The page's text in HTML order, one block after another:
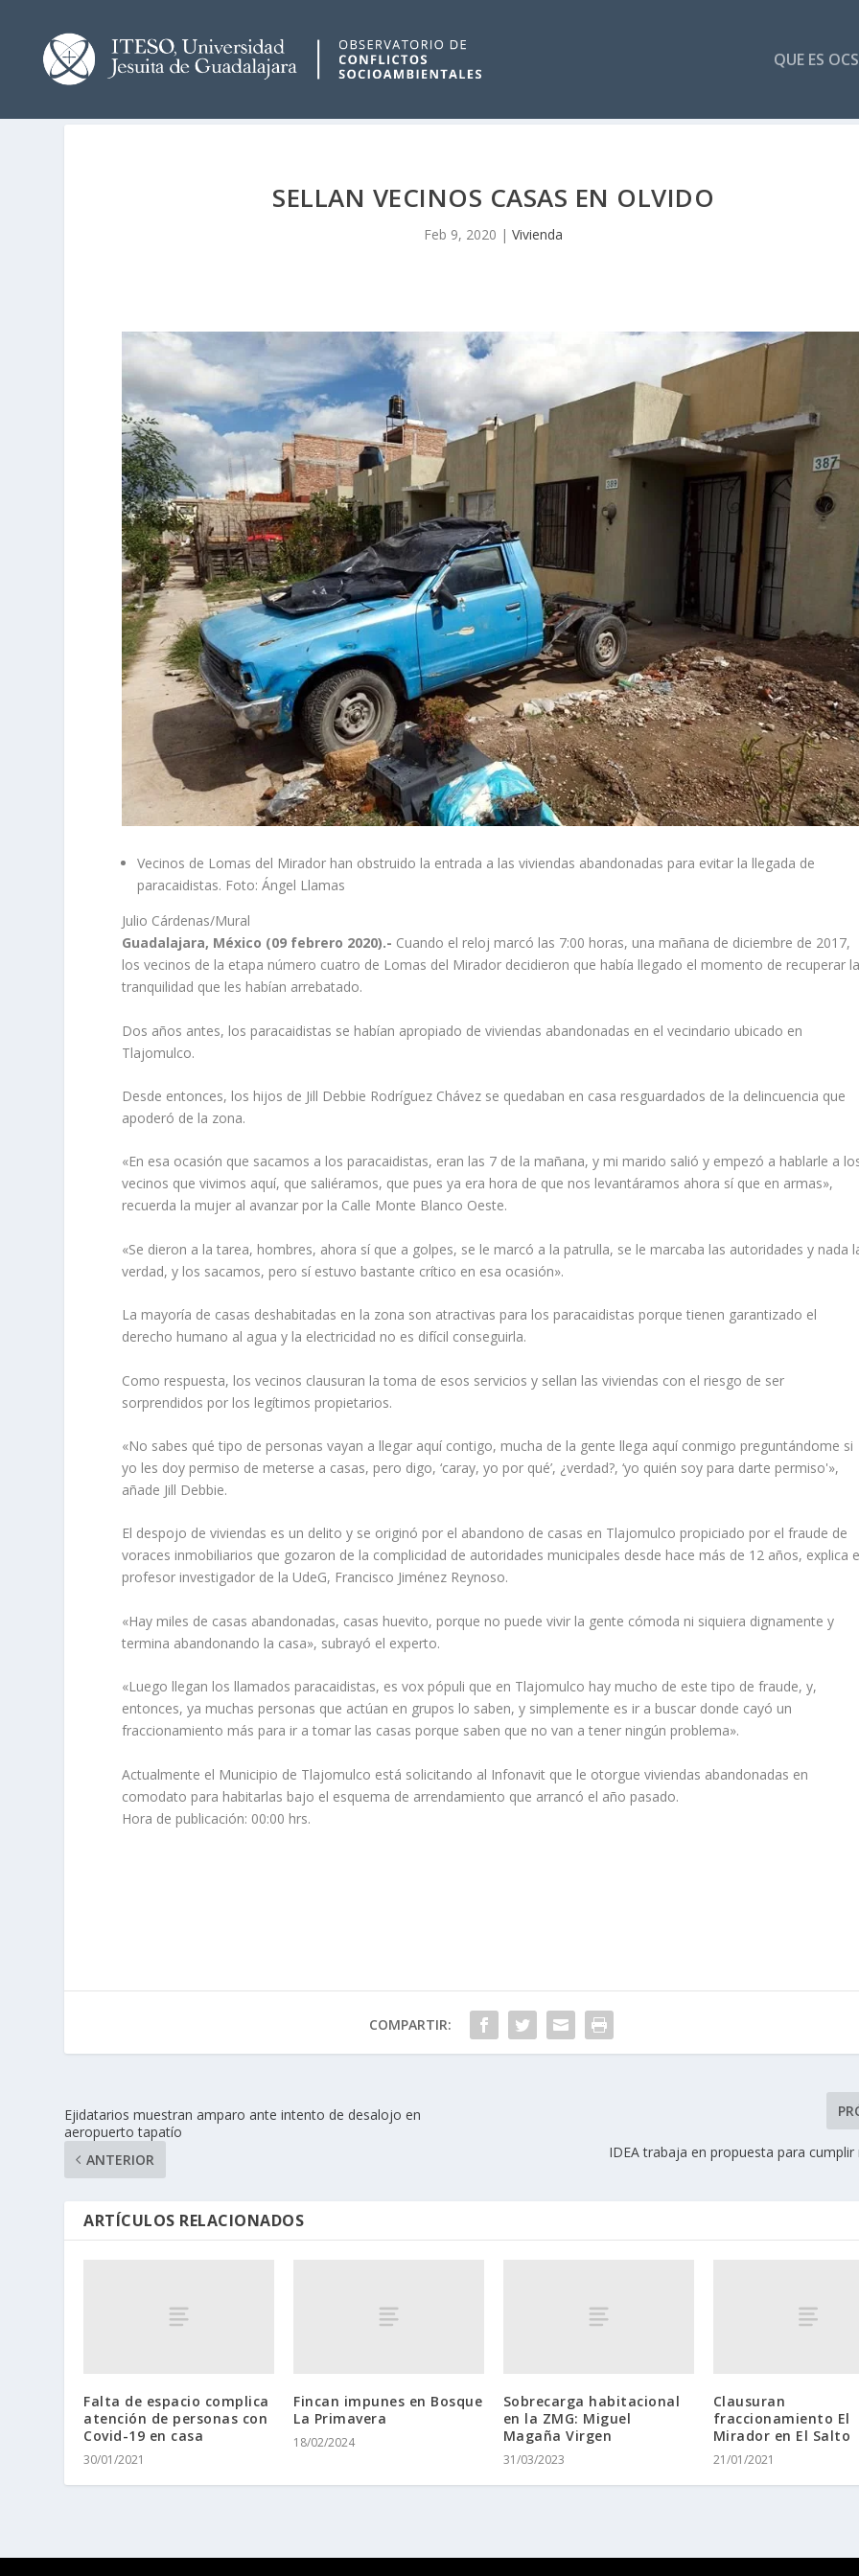
QUE ES
SELLAN VECINOS CASAS EN OLVIDO
Feb 9, 2020 |Vivienda
Vecinos de Lomas del Mirador han obstruido la entrada a las viviendas abandonadas para evitar la llegada de
paracaidistas. Foto: Ángel Llamas
Julio Cárdenas/Mural
Guadalajara, México (09 febrero 2020).- Cuando el reloj marcó las 7:00 horas, una mañana de diciembre de 2017,
los vecinos de la etapa número cuatro de Lomas del Mirador decidieron que había llegado el momento de recuperar
tranquilidad que les habían arrebatado.
Dos años antes, los paracaidistas se habían apropiado de viviendas abandonadas en el vecindario ubicado en
Tlajomulco.
Desde entonces, los hijos de Jill Debbie Rodríguez Chávez se quedaban en casa resguardados de la delincuencia que
apoderó de la zona.
«En esa ocasión que sacamos a los paracaidistas, eran las 7 de la mañana, y mi marido salió y empezó a hablarle a
vecinos que vivimos aquí, que saliéramos, que pues ya era hora de que nos levantáramos ahora sí que en armas»,
recuerda la mujer al avanzar por la Calle Monte Blanco Oeste.
«Se dieron a la tarea, hombres, ahora sí que a golpes, se le marcó a la patrulla, se le marcaba las autoridades y nada
verdad, y los sacamos, pero sí estuvo bastante crítico en esa ocasión».
La mayoría de casas deshabitadas en la zona son atractivas para los paracaidistas porque tienen garantizado el
derecho humano al agua y la electricidad no es difícil conseguirla.
Como respuesta, los vecinos clausuran la toma de esos servicios y sellan las viviendas con el riesgo de ser
sorprendidos por los legítimos propietarios.
«No sabes qué tipo de personas vayan a llegar aquí contigo, mucha de la gente llega aquí conmigo preguntándome si
yo les doy permiso de meterse a casas, pero digo, ‘caray, yo por qué’, ¿verdad?, ‘yo quién soy para darte permiso'»,
añade Jill Debbie.
El despojo de viviendas es un delito y se originó por el abandono de casas en Tlajomulco propiciado por el fraude de
voraces inmobiliarios que gozaron de la complicidad de autoridades municipales desde hace más de 12 años, explica
profesor investigador de la UdeG, Francisco Jiménez Reynoso.
«Hay miles de casas abandonadas, casas huevito, porque no puede vivir la gente cómoda ni siquiera dignamente y
termina abandonando la casa», subrayó el experto.
«Luego llegan los llamados paracaidistas, es vox pópuli que en Tlajomulco hay mucho de este tipo de fraude, y,
entonces, ya muchas personas que actúan en grupos lo saben, y simplemente es ir a buscar donde cayó un
fraccionamiento más para ir a tomar las casas porque saben que no van a tener ningún problema».
Actualmente el Municipio de Tlajomulco está solicitando al Infonavit que le otorgue viviendas abandonadas en
comodato para habitarlas bajo el esquema de arrendamiento que arrancó el año pasado.
Hora de publicación: 00:00 hrs.
COMPARTIR:
Ejidatarios muestran amparo ante intento de desalojo en
aeropuerto tapatío
ANTERIOR
IDEA trabaja en propuesta para
ARTÍCULOS RELACIONADOS
Falta de espacio complica
atención de personas con
Covid-19 en casa
30/01/2021
Fincan impunes en Bosque
La Primavera
18/02/2024
Sobrecarga habitacional
en la ZMG: Miguel
Magaña Virgen
31/03/2023
Clausuran
fraccionamiento El
Mirador en El Salto
21/01/2021